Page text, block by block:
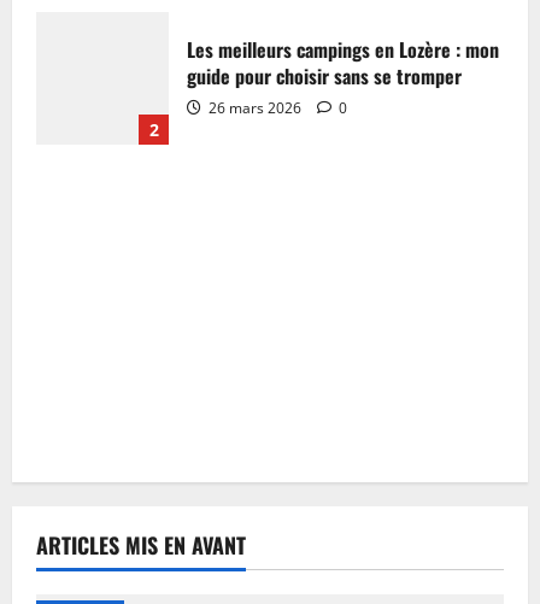
2
Les meilleurs campings en Lozère : mon
guide pour choisir sans se tromper
26 mars 2026 0
ARTICLES MIS EN AVANT